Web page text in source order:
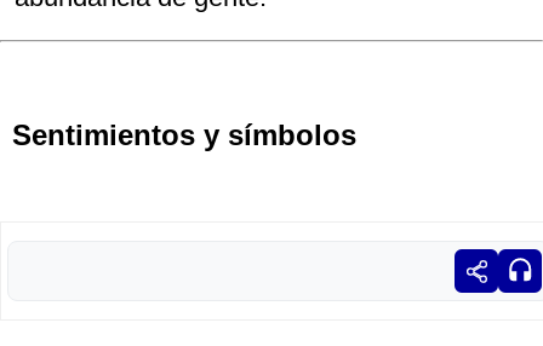
Sentimientos y símbolos